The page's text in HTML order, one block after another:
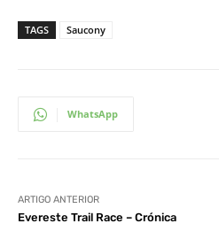
TAGS Saucony
WhatsApp
ARTIGO ANTERIOR
Evereste Trail Race – Crónica